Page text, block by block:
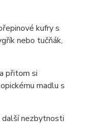
kufry s
nebo tučňák,
přitom si
madlu s
další nezbytnosti